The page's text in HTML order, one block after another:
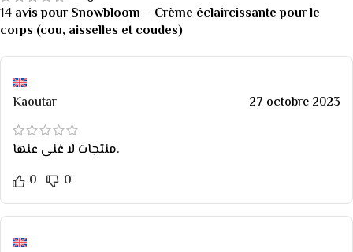
14 avis pourSnowbloom – Crème éclaircissante pour le
corps (cou, aisselles et coudes)
Kaoutar 27 octobre 2023
منتجات لا غنى عنها.
0
0